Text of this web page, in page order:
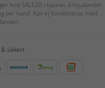
kod SALE20 i kassan. Erbjudandet
per kund. Kan ej kombineras med
säkert